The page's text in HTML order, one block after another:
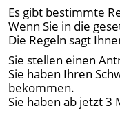
Es gibt bestimmte
Wenn Sie in die
Die Regeln sagt
Sie stellen einen
Sie haben Ihren
bekommen.
Sie haben ab jetzt 3